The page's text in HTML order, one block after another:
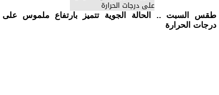
طقس السبت .. الحالة الجوية تتميز بارتفاع ملموس على
درجات الحرارة